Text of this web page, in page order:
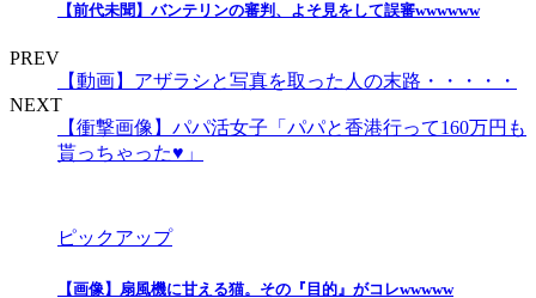
【前代未聞】バンテリンの審判、よそ見をして誤審wwwwww
PREV
【動画】アザラシと写真を取った人の末路・・・・・
NEXT
【衝撃画像】パパ活女子「パパと香港行って160万円も
貰っちゃった♥」
ピックアップ
【画像】扇風機に甘える猫。その『目的』がコレwwwww